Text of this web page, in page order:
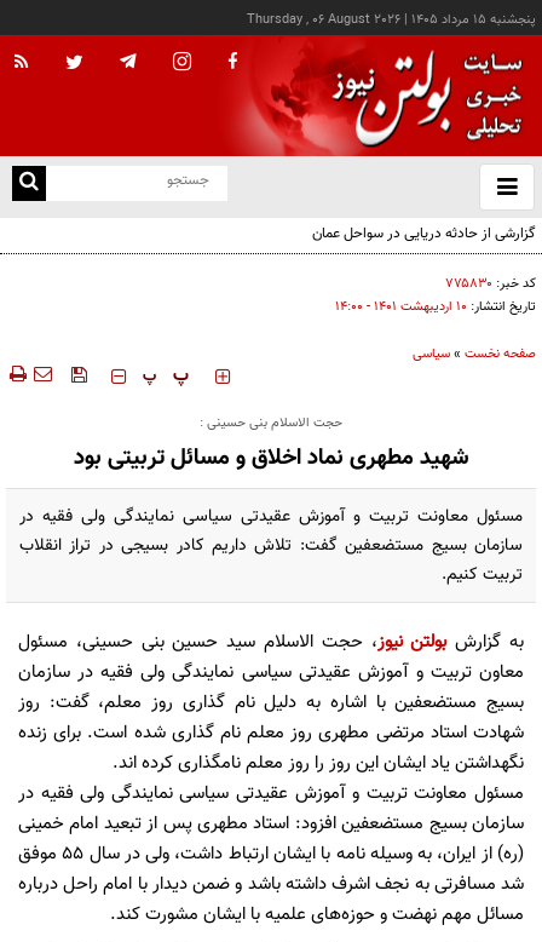
پنجشنبه ۱۵ مرداد ۱۴۰۵ |
Thursday , 06 August 2026
باز
و
گزارشی از حادثه دریایی در سواحل عمان
کد خبر: ۷۷۵۸۳۰
تاریخ انتشار: ۱۰ ارديبهشت ۱۴۰۱ - ۱۴:۰۰
صفحه نخست »سیاسی
‍‍‍ پ پ
حجت الاسلام بنی حسینی :
شهید مطهری نماد اخلاق و مسائل تربیتی بود
مسئول معاونت تربیت و آموزش عقیدتی سیاسی نمایندگی ولی فقیه در
سازمان بسیج مستضعفین گفت: تلاش داریم کادر بسیجی در تراز انقلاب
تربیت کنیم.
به گزارشبولتن نیوز، حجت الاسلام سید حسین بنی حسینی، مسئول
معاون تربیت و آموزش عقیدتی سیاسی نمایندگی ولی فقیه در سازمان
بسیج مستضعفین با اشاره به دلیل نام گذاری روز معلم، گفت: روز
شهادت استاد مرتضی مطهری روز معلم نام گذاری شده است. برای زنده
نگهداشتن یاد ایشان این روز را روز معلم نامگذاری کرده اند.
مسئول معاونت تربیت و آموزش عقیدتی سیاسی نمایندگی ولی فقیه در
سازمان بسیج مستضعفین افزود: استاد مطهری پس از تبعید امام خمینی
(ره) از ایران، به وسیله نامه با ایشان ارتباط داشت، ولی در سال ۵۵ موفق
شد مسافرتی به نجف اشرف داشته باشد و ضمن دیدار با امام راحل درباره
مسائل مهم نهضت و حوزه‌های علمیه با ایشان مشورت کند.